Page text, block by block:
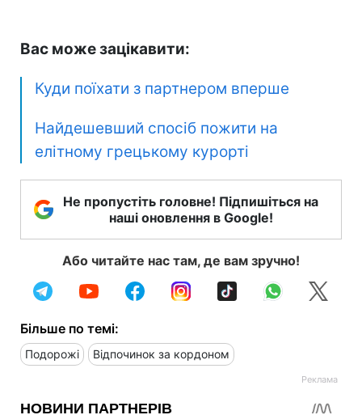
Вас може зацікавити:
Куди поїхати з партнером вперше
Найдешевший спосіб пожити на
елітному грецькому курорті
Не пропустіть головне! Підпишіться на
наші оновлення в Google!
Або читайте нас там, де вам зручно!
Більше по темі:
Подорожі Відпочинок за кордоном